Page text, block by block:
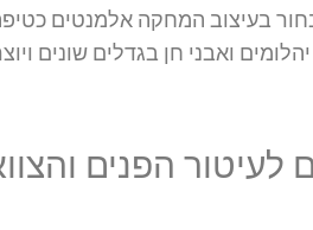
בעיצוב המחקה אלמנטים
ואבני חן בגדלים שונים
לעיטור הפנים